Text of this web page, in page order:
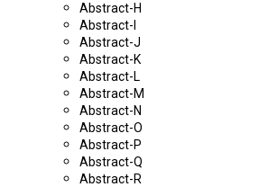
Abstract-H
Abstract-I
Abstract-J
Abstract-K
Abstract-L
Abstract-M
Abstract-N
Abstract-O
Abstract-P
Abstract-Q
Abstract-R